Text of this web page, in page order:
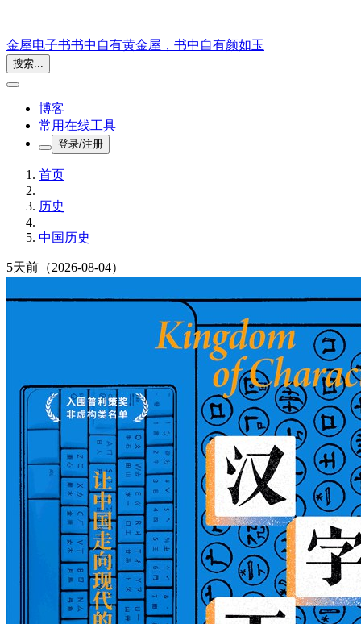
金屋电子书书中自有黄金屋，书中自有颜如玉
搜索...
博客
常用在线工具
登录/注册
首页
历史
中国历史
5天前 （2026-08-04）